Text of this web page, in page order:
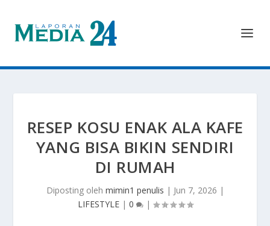
RESEP KOSU ENAK ALA KAFE
YANG BISA BIKIN SENDIRI
DI RUMAH
Diposting oleh mimin1 penulis | Jun 7, 2026 |
LIFESTYLE| 0 |